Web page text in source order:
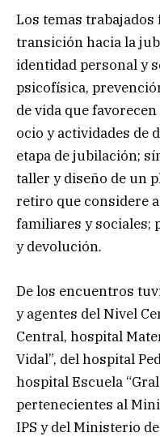
Los temas
transición hacia la
identidad personal y
psicofísica,
de vida que
ocio y actividades de
etapa de jubilación;
taller y diseño de un
retiro que considere
familiares y sociales;
y devolución.
De los encuentros
y agentes del Nivel
Central, hospital
Vidal”, del hospital
hospital Escuela
pertenecientes al
IPS y del Ministerio